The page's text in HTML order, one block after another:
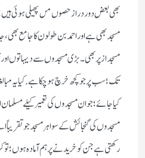
بھی بعض دور دراز حصوں مں پھیلی ہوئی
مسجد بھی ہے اور احمد بن طولون کا جامع
مسجد از پر بھی۔ بڑی مسجدوں سے دیہاتوں
تک؛ سب پر جو کچھ خرچ ہو چکا ہے. کیا یہ
کیا جائے؛ جوان مسجدوں کی تعمیر کیلے
مسجدوں کی گنجائش کے سوا ہر مسجد جو تقریباً
رکھتی ہے جن کو خریدنے پر ہم آمادہ ہوں؛ تو